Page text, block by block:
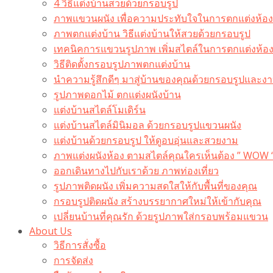
4 วิธีแต่งบ้านสวยด้วยกรอบรูป
ภาพแขวนผนัง เพื่อความประทับใจในการตกแต่งห้อง
ภาพตกแต่งบ้าน วิธีแต่งบ้านให้สวยด้วยกรอบรูป
เทคนิคการแขวนรูปภาพ เพิ่มสไตล์ในการตกแต่งห้อง
วิธีติดตั้งกรอบรูปภาพตกแต่งบ้าน
นำความรู้สึกดีๆ มาสู่บ้านของคุณด้วยกรอบรูปและง
รูปภาพดอกไม้ ตกแต่งผนังบ้าน
แต่งบ้านสไตล์โมเดิร์น
แต่งบ้านสไตล์มินิมอล ด้วยกรอบรูปแขวนผนัง
แต่งบ้านด้วยกรอบรูป ให้ดูอบอุ่นและสวยงาม
ภาพแต่งผนังห้อง ตามสไตล์คุณใครเห็นต้อง ” WOW
ออกเดินทางไปกับเราด้วย ภาพท่องเที่ยว
รูปภาพติดผนัง เพิ่มความสดใสให้กับพื้นที่ของคุณ
กรอบรูปติดผนัง สร้างบรรยากาศใหม่ให้เข้ากับคุณ
เปลี่ยนบ้านที่คุณรัก ด้วยรูปภาพใส่กรอบพร้อมแขวน​
About Us
วิธีการสั่งซื้อ
การจัดส่ง